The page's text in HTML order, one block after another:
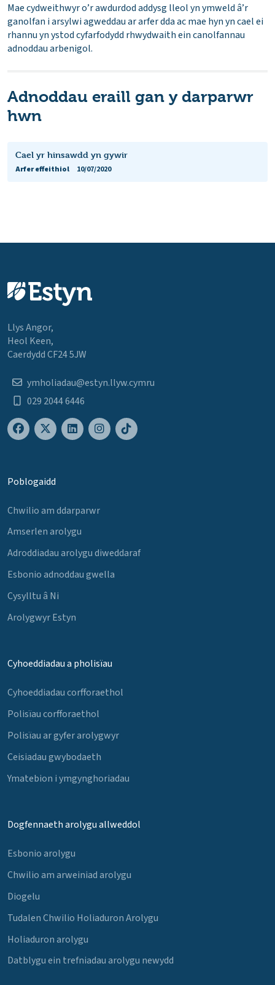
Mae cydweithwyr o’r awdurdod addysg lleol yn ymweld â’r
ganolfan i arsylwi agweddau ar arfer dda ac mae hyn yn cael ei
rhannu yn ystod cyfarfodydd rhwydwaith ein canolfannau
adnoddau arbenigol.
Adnoddau eraill gan y darparwr
hwn
Cael yr hinsawdd yn gywir
Arfer effeithiol
10/07/2020
Llys Angor,
Heol Keen,
Caerdydd CF24 5JW
ymholiadau@estyn.llyw.cymru
029 2044 6446
Poblogaidd
Chwilio am ddarparwr
Amserlen arolygu
Adroddiadau arolygu diweddaraf
Esbonio adnoddau gwella
Cysylltu â Ni
Arolygwyr Estyn
Cyhoeddiadau a pholisïau
Cyhoeddiadau corfforaethol
Polisïau corfforaethol
Polisïau ar gyfer arolygwyr
Ceisiadau gwybodaeth
Ymatebion i ymgynghoriadau
Dogfennaeth arolygu allweddol
Esbonio arolygu
Chwilio am arweiniad arolygu
Diogelu
Tudalen Chwilio Holiaduron Arolygu
Holiaduron arolygu
Datblygu ein trefniadau arolygu newydd